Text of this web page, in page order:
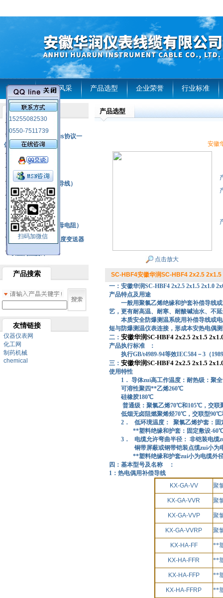
首页 企业风采 产品选型 企业荣誉 行业标准
15255082530
0550-7511739
扫码加微信
产品列表
RS485通讯modbus协议一
体化现场智能仪表
热电偶
压力式温度计
热电偶补偿电缆（导线）
振动传感器
热电阻
铂热电阻元件（云母电阻）
SBW系列一体化温度变送器
双金属温度计
产品搜索
友情链接
仪器仪表网
化工网
制药机械
chemical
产品选型
安徽
点击放大
SC-HBF4安徽华润SC-HBF4 2x2.5
一：安徽华润SC-HBF4 2x2.5 2x1.5 2x1.0
产品特点及用途
一般用聚氯乙烯绝缘和护套补偿导线
艺，更有耐高温、耐寒、耐酸碱油水、不
本质安全防爆测温系统用补偿导线或
短与防爆测温仪表连接，形成本安热电偶
二： 安徽华润SC-HBF4 2x2.5 2x1.5
产品执行标准 ：
执行GB/t4989-94等效IEC584－3（
三： 安徽华润SC-HBF4 2x2.5 2x1.5
使用特性
1． 导体zui高工作温度：耐热级：聚全
可溶性聚四**乙烯260℃
硅橡胶180℃
普通级：聚氯乙烯70℃和105℃，交联
低烟无卤阻燃聚烯烃70℃，交联型90℃
2．
低环境温度：
聚氯乙烯护套：
**塑料绝缘和护套：固定敷设-60℃
3．
电缆允许弯曲半径： 非铠装电缆
铜带屏蔽或钢带铠装点缆zui小为电
**塑料绝缘和护套zui小为电缆外
四：基本型号及名称 ：
1：热电偶用补偿导线
KX-GA-VV
聚
KX-GA-VVR 聚
KX-GA-VVP 聚
KX-GA-VVRP 聚
KX-HA-FF **
KX-HA-FFR **
KX-HA-FFP **
KX-HA-FFRP **